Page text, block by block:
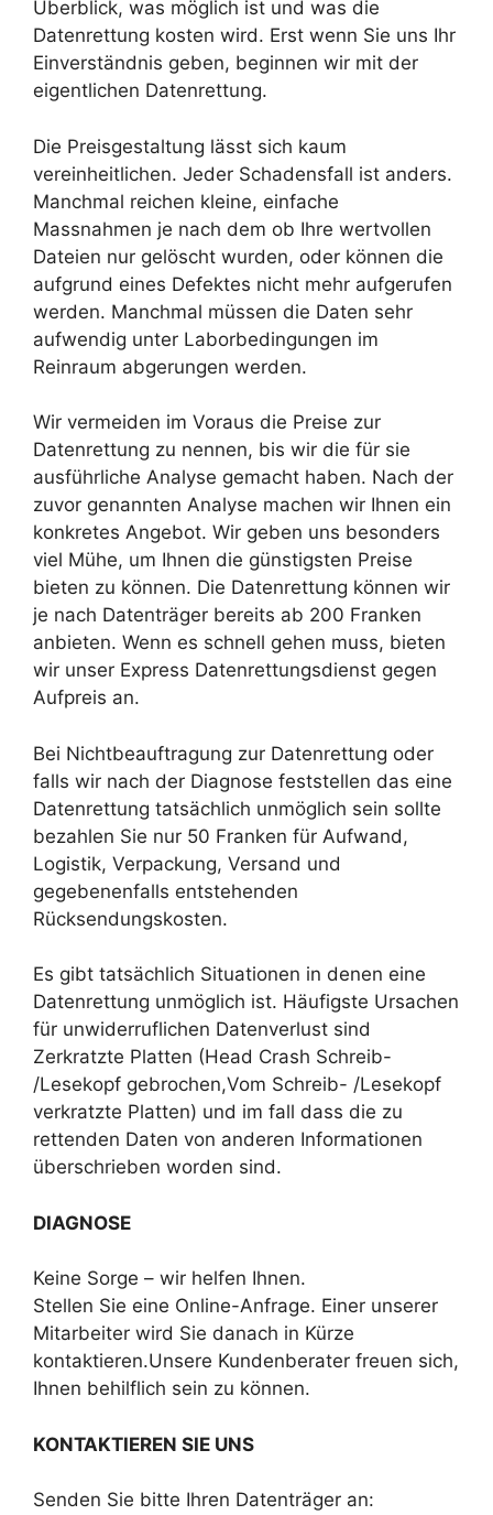
Überblick, was möglich ist und was die
Datenrettung kosten wird. Erst wenn Sie uns Ihr
Einverständnis geben, beginnen wir mit der
eigentlichen Datenrettung.
Die Preisgestaltung lässt sich kaum
vereinheitlichen. Jeder Schadensfall ist anders.
Manchmal reichen kleine, einfache
Massnahmen je nach dem ob Ihre wertvollen
Dateien nur gelöscht wurden, oder können die
aufgrund eines Defektes nicht mehr aufgerufen
werden. Manchmal müssen die Daten sehr
aufwendig unter Laborbedingungen im
Reinraum abgerungen werden.
Wir vermeiden im Voraus die Preise zur
Datenrettung zu nennen, bis wir die für sie
ausführliche Analyse gemacht haben. Nach der
zuvor genannten Analyse machen wir Ihnen ein
konkretes Angebot. Wir geben uns besonders
viel Mühe, um Ihnen die günstigsten Preise
bieten zu können. Die Datenrettung können wir
je nach Datenträger bereits ab 200 Franken
anbieten. Wenn es schnell gehen muss, bieten
wir unser Express Datenrettungsdienst gegen
Aufpreis an.
Bei Nichtbeauftragung zur Datenrettung oder
falls wir nach der Diagnose feststellen das eine
Datenrettung tatsächlich unmöglich sein sollte
bezahlen Sie nur 50 Franken für Aufwand,
Logistik, Verpackung, Versand und
gegebenenfalls entstehenden
Rücksendungskosten.
Es gibt tatsächlich Situationen in denen eine
Datenrettung unmöglich ist. Häufigste Ursachen
für unwiderruflichen Datenverlust sind
Zerkratzte Platten (Head Crash Schreib-
/Lesekopf gebrochen,Vom Schreib- /Lesekopf
verkratzte Platten) und im fall dass die zu
rettenden Daten von anderen Informationen
überschrieben worden sind.
DIAGNOSE
Keine Sorge – wir helfen Ihnen.
Stellen Sie eine Online-Anfrage. Einer unserer
Mitarbeiter wird Sie danach in Kürze
kontaktieren.Unsere Kundenberater freuen sich,
Ihnen behilflich sein zu können.
KONTAKTIEREN SIE UNS
Senden Sie bitte Ihren Datenträger an: